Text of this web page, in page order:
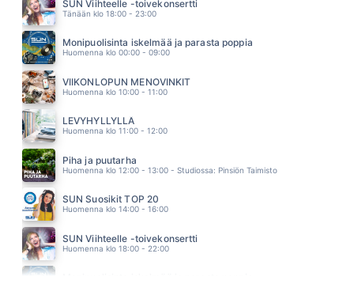
CHRISTIE
09.51
ARTTU WISKARI feat. Leavings-Orkesteri
09.47
JOHANNA PAKONEN
09.44
SUN Viihteelle -toivekonsertti
Tänään klo 18:00 - 23:00
Monipuolisinta iskelmää ja parasta poppia
Huomenna klo 00:00 - 09:00
VIIKONLOPUN MENOVINKIT
Huomenna klo 10:00 - 11:00
LEVYHYLLYLLÄ
Huomenna klo 11:00 - 12:00
Piha ja puutarha
Huomenna klo 12:00 - 13:00 - Studiossa: Pinsiön Taimisto
SUN Suosikit TOP 20
Huomenna klo 14:00 - 16:00
SUN Viihteelle -toivekonsertti
Huomenna klo 18:00 - 22:00